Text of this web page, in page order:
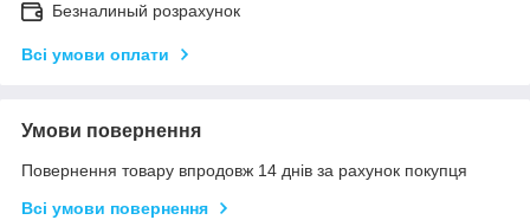
Безналиный розрахунок
Всі умови оплати
Умови повернення
Повернення товару впродовж 14 днів за рахунок покупця
Всі умови повернення